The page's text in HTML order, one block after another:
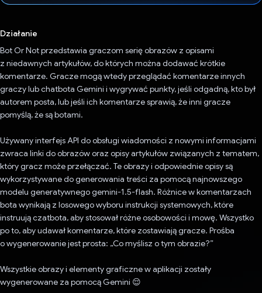
Działanie
Bot Or Not przedstawia graczom serię obrazów z opisami
z niedawnych artykułów, do których można dodawać krótkie
komentarze. Gracze mogą wtedy przeglądać komentarze innych
graczy lub chatbota Gemini i wygrywać punkty, jeśli odgadną, kto był
autorem posta, lub jeśli ich komentarze sprawią, że inni gracze
pomyślą, że są botami.
Używany interfejs API do obsługi wiadomości z nowymi informacjami
zwraca linki do obrazów oraz opisy artykułów związanych z tematem,
który gracz może przełączać. Te obrazy i odpowiednie opisy są
wykorzystywane do generowania treści za pomocą najnowszego
modelu generatywnego gemini-1.5-flash. Różnice w komentarzach
bota wynikają z losowego wyboru instrukcji systemowych, które
instruują czatbota, aby stosował różne osobowości i mowę. Wszystko
po to, aby udawał komentarze, które zostawiają gracze. Prośba
o wygenerowanie jest prosta: „Co myślisz o tym obrazie?”
Wszystkie obrazy i elementy graficzne w aplikacji zostały
wygenerowane za pomocą Gemini 😌